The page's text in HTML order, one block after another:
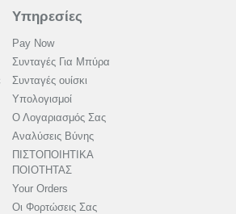
Υπηρεσίες
Pay Now
Συνταγές Για Μπύρα
Συνταγές ουίσκι
Υπολογισμοί
Ο Λογαριασμός Σας
Αναλύσεις Βύνης
ΠΙΣΤΟΠΟΙΗΤΙΚΑ
ΠΟΙΟΤΗΤΑΣ
Your Orders
Οι Φορτώσεις Σας